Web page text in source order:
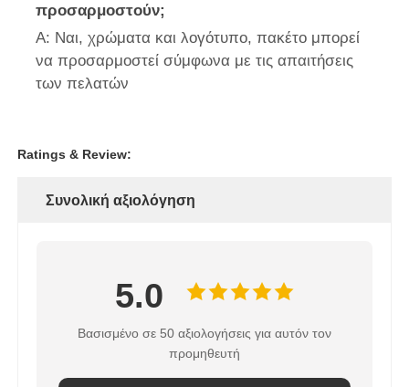
προσαρμοστούν;
Α: Ναι, χρώματα και λογότυπο, πακέτο μπορεί
να προσαρμοστεί σύμφωνα με τις απαιτήσεις
των πελατών
Ratings & Review:
Συνολική αξιολόγηση
5.0
Βασισμένο σε 50 αξιολογήσεις για αυτόν τον
προμηθευτή